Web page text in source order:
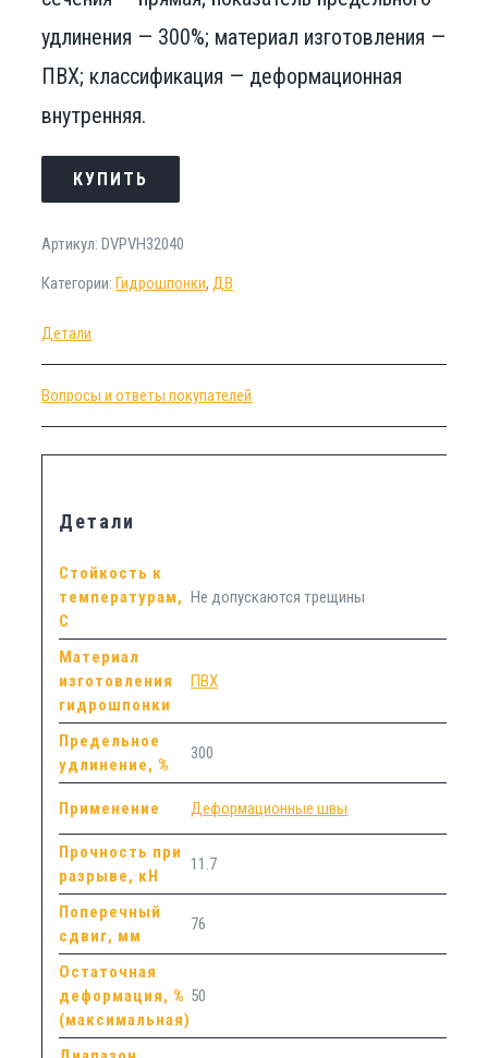
удлинения — 300%; материал изготовления —
ПВХ; классификация — деформационная
внутренняя.
КУПИТЬ
Артикул:DVPVH32040
Категории:Гидрошпонки,ДВ
Детали
Вопросы и ответы покупателей
Детали
Стойкость к
температурам,
С
Не допускаются трещины
Материал
изготовления
гидрошпонки
ПВХ
Предельное
удлинение, %
300
Применение Деформационные швы
Прочность при
разрыве, кН
11.7
Поперечный
сдвиг, мм
76
Остаточная
деформация, %
(максимальная)
50